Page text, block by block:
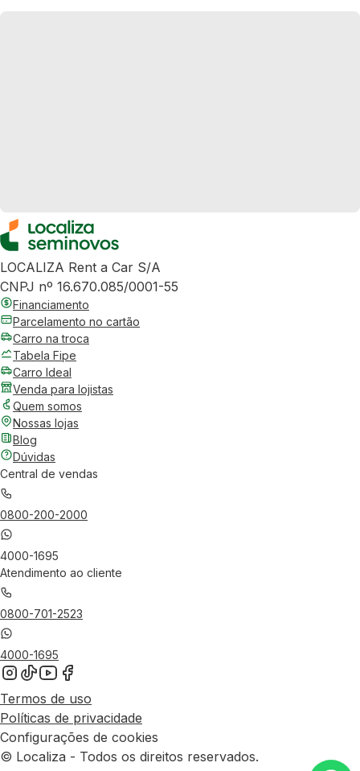
LOCALIZA Rent a Car S/A
CNPJ nº 16.670.085/0001-55
Financiamento
Parcelamento no cartão
Carro na troca
Tabela Fipe
Carro Ideal
Venda para lojistas
Quem somos
Nossas lojas
Blog
Dúvidas
Central de vendas
0800-200-2000
4000-1695
Atendimento ao cliente
0800-701-2523
4000-1695
Termos de uso
Políticas de privacidade
Configurações de cookies
© Localiza - Todos os direitos reservados.